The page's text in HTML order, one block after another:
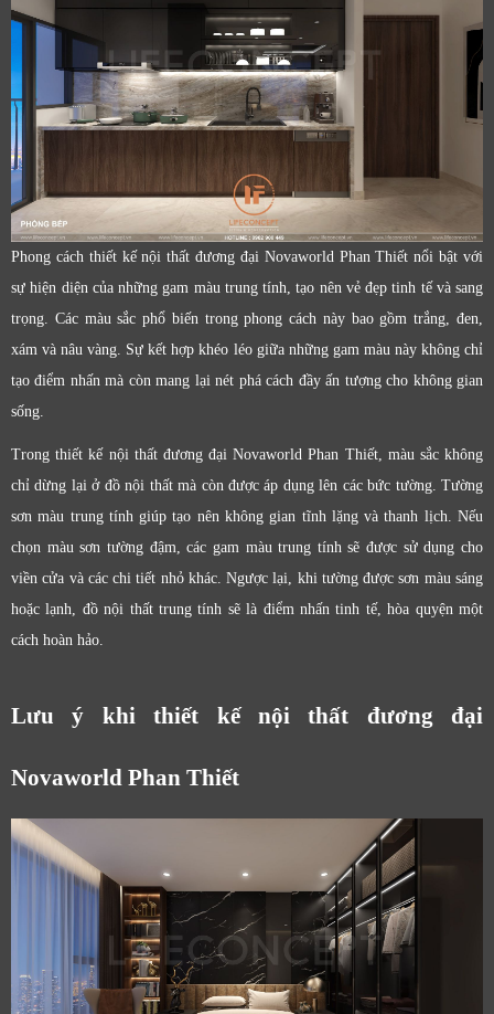
Phong cách thiết kế nội thất đương đại Novaworld Phan Thiết nổi bật với
sự hiện diện của những gam màu trung tính, tạo nên vẻ đẹp tinh tế và sang
trọng. Các màu sắc phổ biến trong phong cách này bao gồm trắng, đen,
xám và nâu vàng. Sự kết hợp khéo léo giữa những gam màu này không chỉ
tạo điểm nhấn mà còn mang lại nét phá cách đầy ấn tượng cho không gian
sống.
Trong thiết kế nội thất đương đại Novaworld Phan Thiết, màu sắc không
chỉ dừng lại ở đồ nội thất mà còn được áp dụng lên các bức tường. Tường
sơn màu trung tính giúp tạo nên không gian tĩnh lặng và thanh lịch. Nếu
chọn màu sơn tường đậm, các gam màu trung tính sẽ được sử dụng cho
viền cửa và các chi tiết nhỏ khác. Ngược lại, khi tường được sơn màu sáng
hoặc lạnh, đồ nội thất trung tính sẽ là điểm nhấn tinh tế, hòa quyện một
cách hoàn hảo.
Lưu ý khi thiết kế nội thất đương đại
Novaworld Phan Thiết